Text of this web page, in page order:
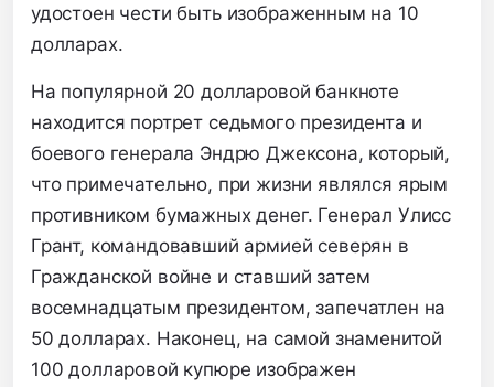
удостоен чести быть изображенным на 10
долларах.
На популярной 20 долларовой банкноте
находится портрет седьмого президента и
боевого генерала Эндрю Джексона, который,
что примечательно, при жизни являлся ярым
противником бумажных денег. Генерал Улисс
Грант, командовавший армией северян в
Гражданской войне и ставший затем
восемнадцатым президентом, запечатлен на
50 долларах. Наконец, на самой знаменитой
100 долларовой купюре изображен